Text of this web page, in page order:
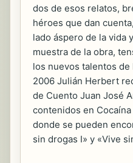
dos de esos relatos,
héroes que dan
lado áspero de la vida
muestra de la obra,
los nuevos talentos de
2006 Julián Herbert
de Cuento Juan José
contenidos en
donde se pueden
sin drogas I» y «Vive